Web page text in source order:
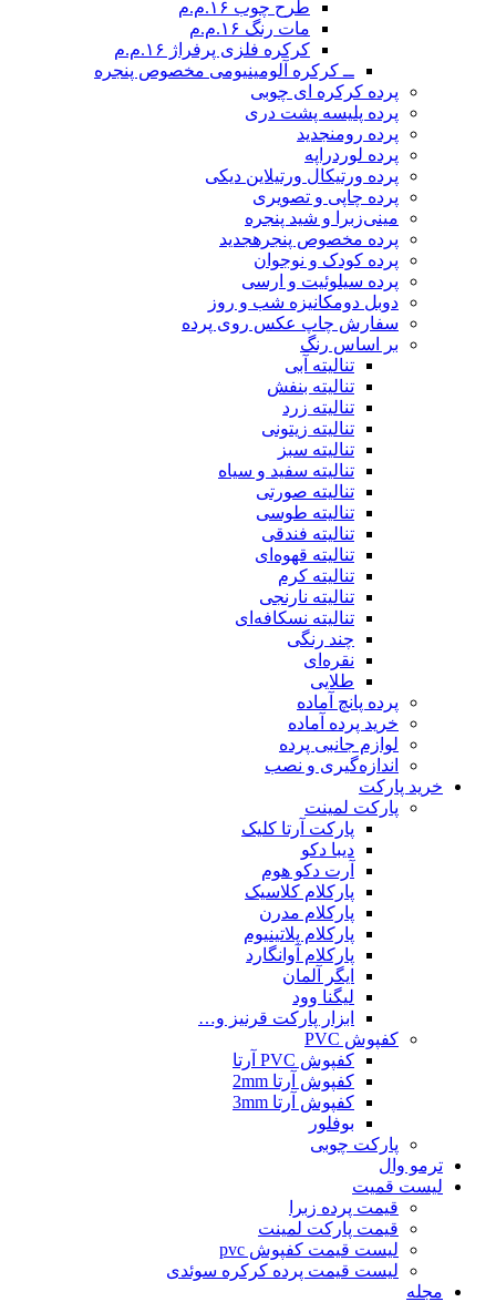
طرح چوب ۱۶.م.م
مات رنگ ۱۶.م.م
کرکره فلزی پرفراژ ۱۶.م.م
ــ کرکره آلومینیومی مخصوص پنجره
پرده کرکره ای چوبی
پرده پلیسه پشت دری
پرده رومنجدید
پرده لوردراپه
پرده ورتیکال ورتیلاین دیکی
پرده چاپی و تصویری
مینی‌زبرا و شید پنجره
پرده مخصوص پنجره جدید
پرده کودک و نوجوان
پرده سیلوئیت و ارسی
دوبل دومکانیزه شب و روز
سفارش چاپ عکس روی پرده
بر اساس رنگ
تنالیته آبی
تنالیته بنفش
تنالیته زرد
تنالیته زیتونی
تنالیته سبز
تنالیته سفید و سیاه
تنالیته صورتی
تنالیته طوسی
تنالیته فندقی
تنالیته قهوه‌ای
تنالیته کرم
تنالیته نارنجی
تنالیته نسکافه‌ای
چند رنگی
نقره‌ای
طلایی
پرده پانچ آماده
خرید پرده آماده
لوازم جانبی پرده
اندازه‌گیری و نصب
خرید پارکت
پارکت لمینت
پارکت آرتا کلیک
دیبا دکو
آرت دکو هوم
پارکلام کلاسیک
پارکلام مدرن
پارکلام پلاتینیوم
پارکلام آوانگارد
ایگر آلمان
لیگنا وود
ابزار پارکت قرنیز و…
کفپوش PVC
کفپوش PVC آرتا
کفپوش آرتا 2mm
کفپوش آرتا 3mm
بوفلور
پارکت چوبی
ترمو وال
لیست قمیت
قیمت پرده زبرا
قیمت پارکت لمینت
لیست قیمت کفپوش pvc
لیست قیمت پرده کرکره سوئدی
مجله